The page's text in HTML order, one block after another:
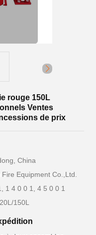
rouge 150L
Ventes
de prix
China
Equipment Co.,Ltd.
1 4 0 0 1, 4 5 0 0 1
150L